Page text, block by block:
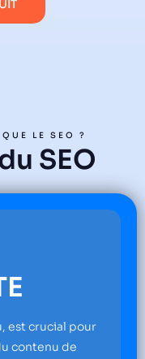
LE SEO ?
SEO
OFF-SITE
pilier, la popularité
repose sur la